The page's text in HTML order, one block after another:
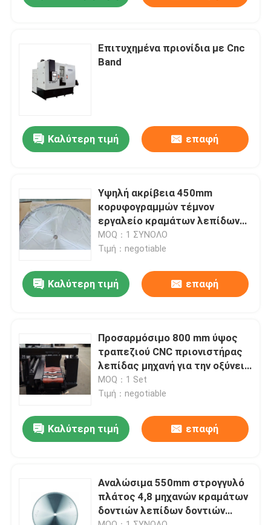
Προϊόντα
Περίπου εμείς
Γύρος εργοστασίων
Μας ελάτε σε επαφή με
Ζητήστε ένα απόσπασμα
CNC κυκλικό πριόνι
CNC πριόνια ζωνών
Επιτυχημένα πριονίδια με Cnc
Band
Καλύτερη τιμή επαφή
Υψηλή ακρίβεια 450mm
κορυφογραμμών τέμνον
εργαλείο κραμάτων λεπίδων
πριονιών καρβιδίου κυκλικό
MOQ：1 ΣΥΝΟΛΟ
Τιμή：negotiable
Καλύτερη τιμή επαφή
Προσαρμόσιμο 800 mm ύψος
τραπεζιού CNC πριονιστήρας
λεπίδας μηχανή για την οξύνεια
διαφορετικών λεπίδων
MOQ：1 Set
Τιμή：negotiable
Καλύτερη τιμή επαφή
Αναλώσιμα 550mm στρογγυλό
πλάτος 4,8 μηχανών κραμάτων
δοντιών λεπίδων δοντιών